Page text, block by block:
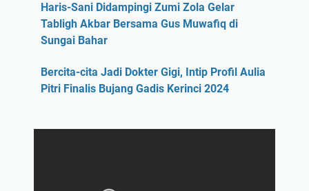
Haris-Sani Didampingi Zumi Zola Gelar
Tabligh Akbar Bersama Gus Muwafiq di
Sungai Bahar
Bercita-cita Jadi Dokter Gigi, Intip Profil Aulia
Pitri Finalis Bujang Gadis Kerinci 2024